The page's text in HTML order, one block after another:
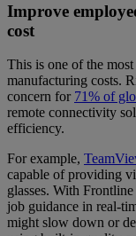
Improve
cost
This is one of the
manufacturing costs.
concern for 71% of
remote connectivity
efficiency.
For example,
capable of providing
glasses. With
job guidance in real-
might slow down or